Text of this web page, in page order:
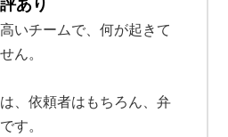
いチームで、何が起きて
ん。
、依頼者はもちろん、弁
す。